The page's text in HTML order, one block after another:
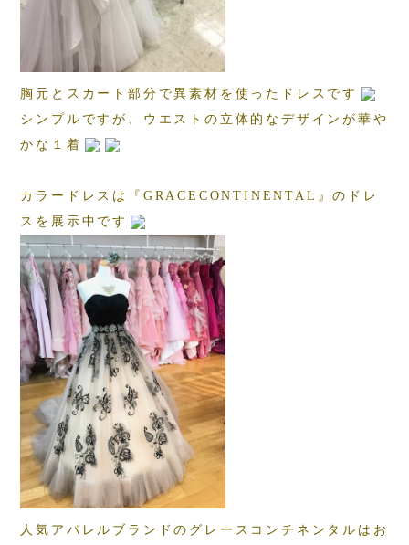
胸元とスカート部分で異素材を使ったドレスです
シンプルですが、ウエストの立体的なデザインが華や
かな１着
カラードレスは『GRACECONTINENTAL』のドレ
スを展示中です
人気アパレルブランドのグレースコンチネンタルはお